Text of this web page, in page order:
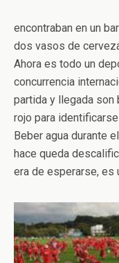
encontraban en un
dos vasos de
Ahora es todo un
concurrencia
partida y llegada son
rojo para
Beber agua durante
hace queda
era de esperarse, es